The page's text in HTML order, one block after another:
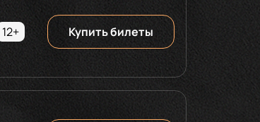
12+ Купить билеты